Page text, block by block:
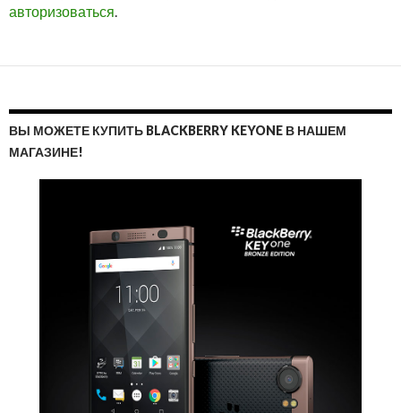
авторизоваться.
ВЫ МОЖЕТЕ КУПИТЬ BLACKBERRY KEYONE В НАШЕМ
МАГАЗИНЕ!